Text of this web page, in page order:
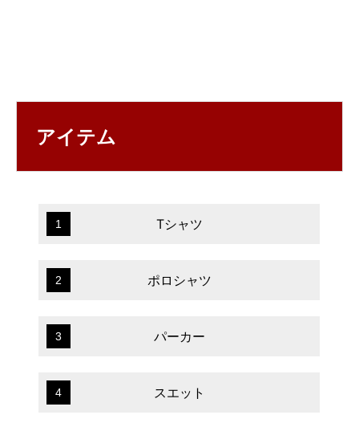
アイテム
1 Tシャツ
2 ポロシャツ
3 パーカー
4 スエット